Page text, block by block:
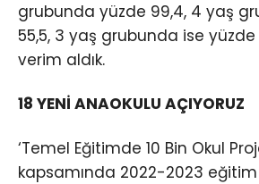
grubunda yüzde 99,4, 4 yaş
55,5, 3 yaş grubunda ise yüzde
verim aldık.
18 YENİ ANAOKULU AÇIYORUZ
‘Temel Eğitimde 10 Bin Okul
kapsamında 2022-2023 eğitim